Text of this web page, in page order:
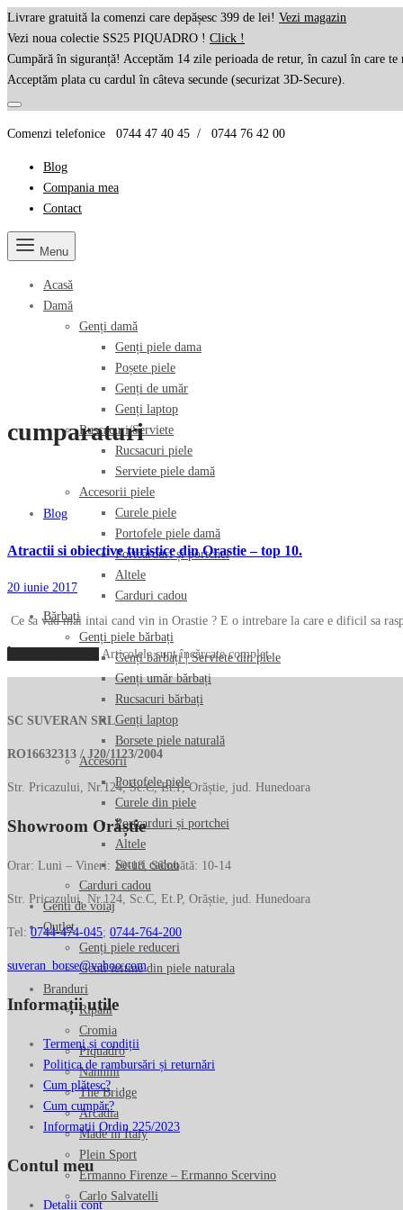
Livrare gratuită la comenzi care depășesc 399 de lei! Vezi magazin
Vezi noua colectie SS25 PIQUADRO ! Click !
Cumpără în siguranță! Acceptăm 14 zile perioada de retur, în cazul în care te
Acceptăm plata cu cardul în câteva secunde (securizat 3D-Secure).
Comenzi telefonice 0744 47 40 45 / 0744 76 42 00
Blog
Compania mea
Contact
Menu
Acasă
Damă
Genți damă
Genți piele dama
Poșete piele
Genți de umăr
Genți laptop
Ruscacuri/Serviete
Rucsacuri piele
Serviete piele damă
Accesorii piele
Curele piele
Portofele piele damă
Portcarduri și portchei
Altele
Carduri cadou
Bărbați
Genți piele bărbați
Genți bărbați | Serviete din piele
Genți umăr bărbați
Rucsacuri bărbați
Genți laptop
Borsete piele naturală
Accesorii
Portofele piele
Curele din piele
Portcarduri și portchei
Altele
Seturi cadou
Carduri cadou
Genti de voiaj
Outlet
Genți piele reduceri
Genti ieftine din piele naturala
Branduri
Ripani
Cromia
Piquadro
Nannini
The Bridge
Arcadia
Made in Italy
Plein Sport
Ermanno Firenze – Ermanno Scervino
Carlo Salvatelli
cumparaturi
Blog
Atractii si obiective turistice din Orastie – top 10.
20 iunie 2017
Ce sa vad mai intai cand vin in Orastie ? E o intrebare la care e dificil sa
Articolele sunt încărcate complet
SC SUVERAN SRL
RO16632313 / J20/1123/2004
Str. Pricazului, Nr.124, Sc.C, Et.P, Orăștie, jud. Hunedoara
Showroom Orăștie
Orar: Luni – Vineri: 10-18, Sâmbătă: 10-14
Str. Pricazului, Nr.124, Sc.C, Et.P, Orăștie, jud. Hunedoara
Tel:0744-474-045; 0744-764-200
suveran_borse@yahoo.com
Informații utile
Termeni și condiții
Politica de rambursări și returnări
Cum plătesc?
Cum cumpăr?
Informatii Ordin 225/2023
Contul meu
Detalii cont